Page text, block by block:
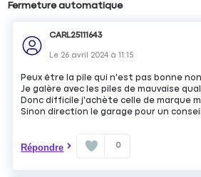
Fermeture automatique
CARL25111643
Le 26 avril 2024 à11:15
Peux être la pile qui n'est pas bonne
Je galère avec les piles de mauvaise
Donc difficile j'achète celle de marque
Sinon direction le garage pour un
Répondre 0